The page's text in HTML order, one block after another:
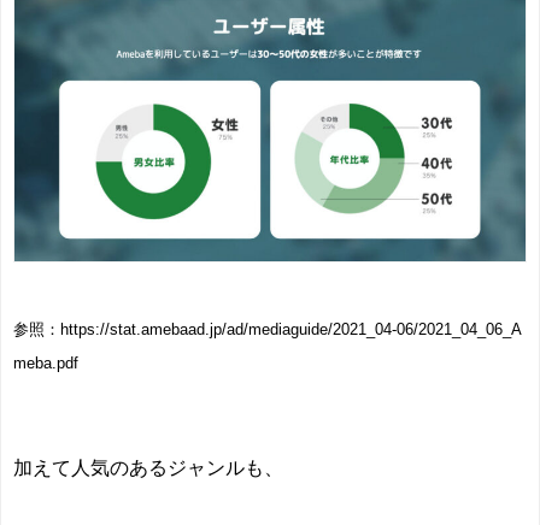
参照：https://stat.amebaad.jp/ad/mediaguide/2021_04-06/2021_04_06_A
meba.pdf
加えて人気のあるジャンルも、